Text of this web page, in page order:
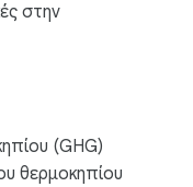
στην
(GHG)
θερμοκηπίου